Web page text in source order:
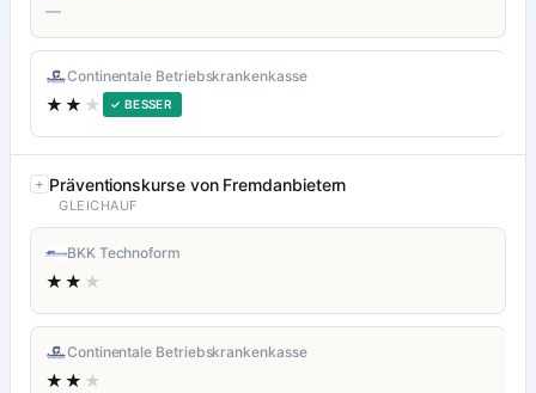
—
Continentale Betriebskrankenkasse
★★ ★ ✓ BESSER
Präventionskurse von Fremdanbietern
GLEICHAUF
BKK Technoform
★★ ★
Continentale Betriebskrankenkasse
★★ ★